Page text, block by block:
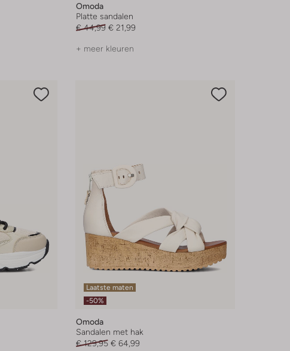
Omoda
Platte sandalen
€ 44,99 € 21,99
+ meer kleuren
Laatste maten
-50%
Omoda
Sandalen met hak
€ 129,95 € 64,99